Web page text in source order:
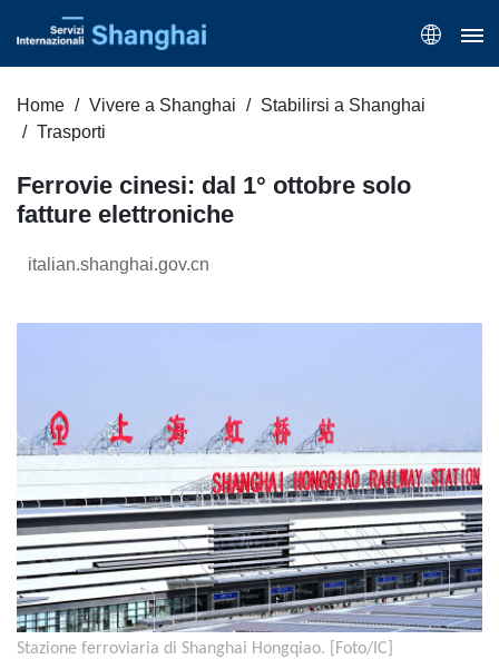
Home Vivere a Shanghai
Stabilirsi a Shanghai
Trasporti
Ferrovie cinesi: dal 1° ottobre solo
fatture elettroniche
italian.shanghai.gov.cn
Stazione ferroviaria di Shanghai Hongqiao. [Foto/IC]